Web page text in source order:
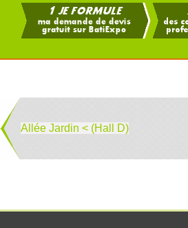
Allée Jardin < (Hall D)